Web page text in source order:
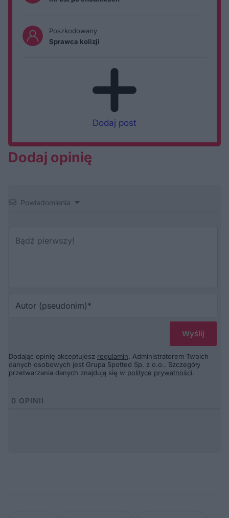
Poszkodowany
Sprawca kolizji
Dodaj post
Dodaj opinię
Powiadomienia
Dodając opinię akceptujesz regulamin. Administratorem Twoich
danych osobowych jest Grupa Spotted Sp. z o.o.. Szczegóły
przetwarzania danych znajdują się w polityce prywatności.
0 OPINII